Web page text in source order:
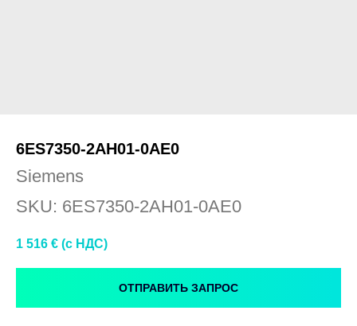
6ES7350-2AH01-0AE0
Siemens
SKU: 6ES7350-2AH01-0AE0
1 516 € (c НДС)
ОТПРАВИТЬ ЗАПРОС